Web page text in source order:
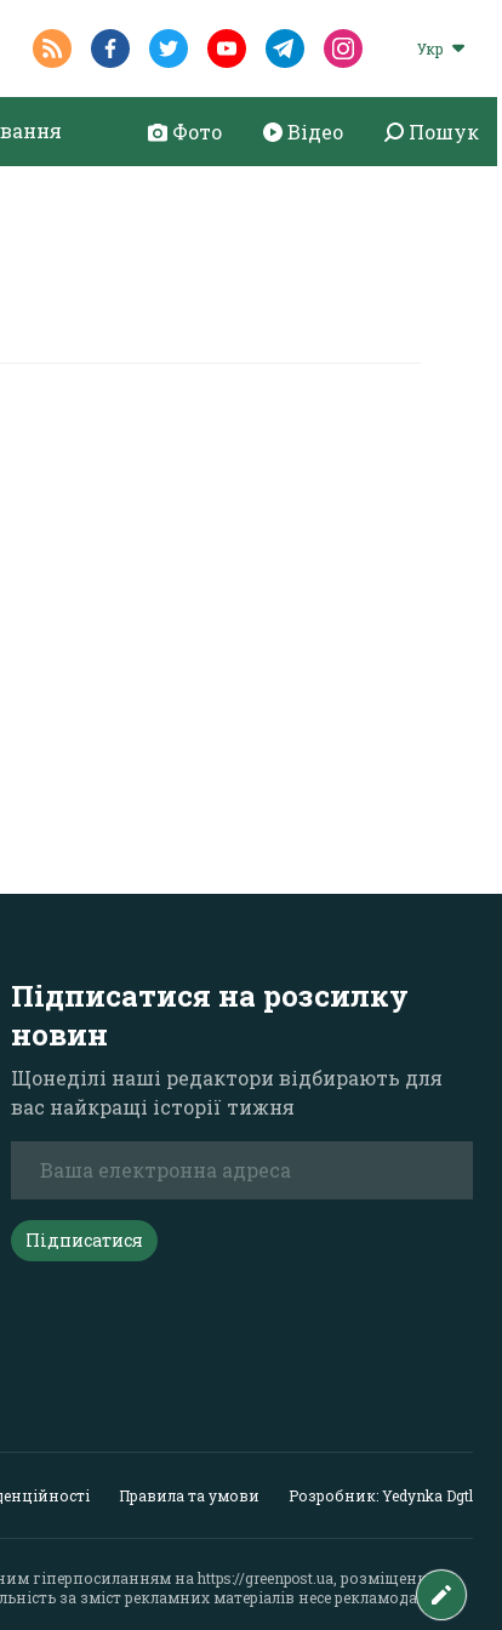
Укр
Фото Відео Пошук
Підписатися на розсилку
новин
Щонеділі наші редактори відбирають для
вас найкращі історії тижня
Підписатися
Правила та умови Розробник: Yedynka Dgtl
гіперпосиланням на https://greenpost.ua , розміщеним у
за зміст рекламних матеріалів несе рекламодавець.